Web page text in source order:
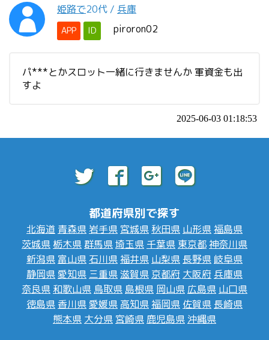
姫路で20代 / 兵庫
APP ID piroron02
パ***とかスロット一緒に行きませんか 軍資金も出
すよ
2025-06-03 01:18:53
都道府県別で探す
北海道 青森県 岩手県 宮城県 秋田県 山形県福島県
茨城県 栃木県群馬県埼玉県 千葉県 東京都神奈川県
新潟県 富山県 石川県福井県 山梨県 長野県 岐阜県
静岡県愛知県 三重県滋賀県 京都府 大阪府 兵庫県
奈良県 和歌山県 鳥取県 島根県 岡山県 広島県 山口県
徳島県 香川県愛媛県 高知県福岡県 佐賀県 長崎県
熊本県 大分県 宮崎県 鹿児島県 沖縄県